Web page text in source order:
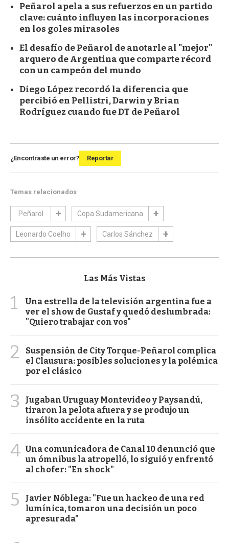
Peñarol apela a sus refuerzos en un partido
clave: cuánto influyen las incorporaciones
en los goles mirasoles
El desafío de Peñarol de anotarle al "mejor"
arquero de Argentina que comparte récord
con un campeón del mundo
Diego López recordó la diferencia que
percibió en Pellistri, Darwin y Brian
Rodríguez cuando fue DT de Peñarol
¿Encontraste un error? Reportar
Temas relacionados
Peñarol Copa Sudamericana
Leonardo Coelho Carlos Sánchez
Las Más Vistas
1
Una estrella de la televisión argentina fue a
ver el show de Gustaf y quedó deslumbrada:
"Quiero trabajar con vos"
2
Suspensión de City Torque-Peñarol complica
el Clausura: posibles soluciones y la polémica
por el clásico
3
Jugaban Uruguay Montevideo y Paysandú,
tiraron la pelota afuera y se produjo un
insólito accidente en la ruta
4 Una comunicadora de Canal 10 denunció que
un ómnibus la atropelló, lo siguió y enfrentó
al chofer: "En shock"
5
Javier Nóblega: "Fue un hackeo de una red
lumínica, tomaron una decisión un poco
apresurada"